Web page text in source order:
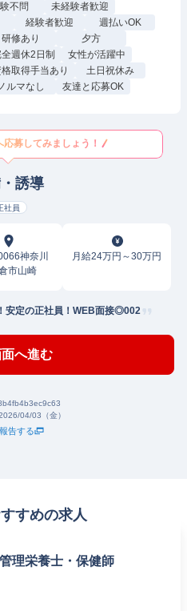
不問
未経験者歓迎
経験者歓迎
週払いOK
研修あり
夕方
週休2日制
女性が活躍中
格取得手当あり
土日祝休み
ルマなし 友達と応募OK
募してみましょう！
誘導
社員
神奈川
市山崎
月給24万円～30万円
安定の正社員！WEB面接◎002
へ進む
04/03（金）
告する
すめの求人
理栄養士・保健師